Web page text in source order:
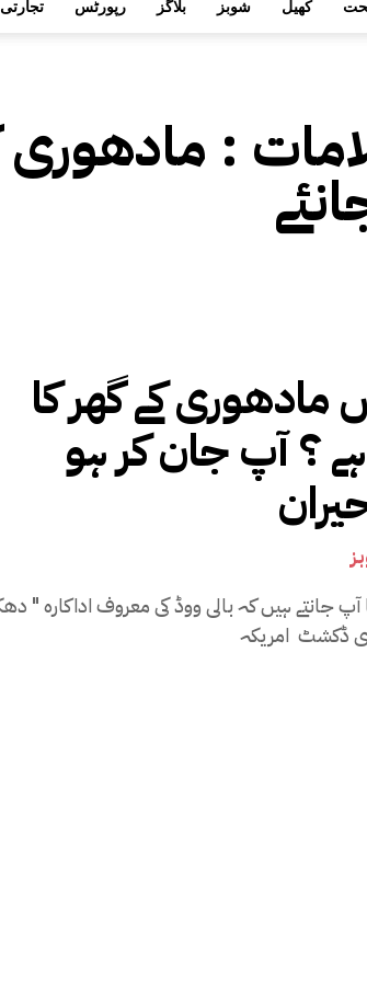
رپورٹس بلاگز شوبز کھیل
: مادھوری
مادھوری کے گھر کا
ہے ؟ آپ جان کر ہو
آپ جانتے ہیں کہ بالی ووڈ کی معروف اداکارہ "